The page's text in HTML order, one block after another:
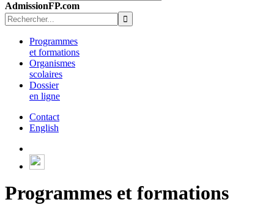
AdmissionFP.com
Programmes
et formations
Organismes
scolaires
Dossier
en ligne
Contact
English
Programmes et formations